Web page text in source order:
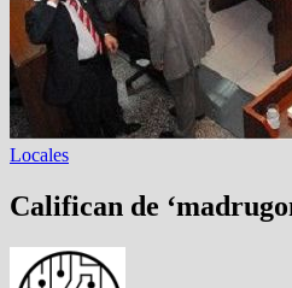
Locales
Califican de